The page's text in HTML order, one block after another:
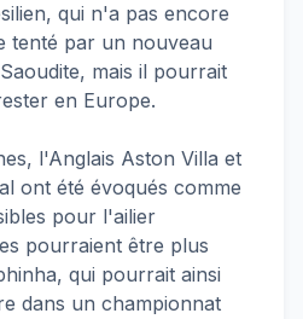
qui n'a pas encore
tenté par un nouveau
mais il pourrait
en Europe.
l'Anglais Aston Villa et
ont été évoqués comme
pour l'ailier
pourraient être plus
qui pourrait ainsi
dans un championnat